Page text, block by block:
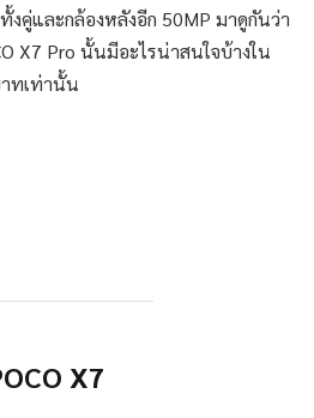
งคู่และกล้องหลังอีก 50MP มาดูกันว่า
X7 Pro นั้นมีอะไรน่าสนใจบ้างใน
ทเท่านั้น
X7